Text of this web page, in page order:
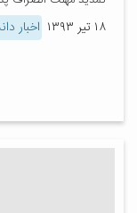
۱۸ تیر ۱۳۹۳ اخبار